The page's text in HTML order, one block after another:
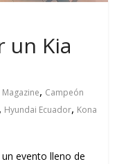
un Kia
, Campeón
, Hyundai Ecuador, Kona
evento lleno de